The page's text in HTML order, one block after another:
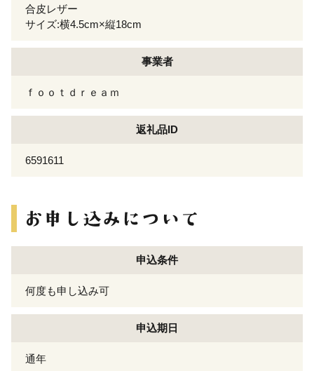
合皮レザー
サイズ:横4.5cm×縦18cm
事業者
ｆｏｏｔｄｒｅａｍ
返礼品ID
6591611
申込条件
何度も申し込み可
申込期日
通年